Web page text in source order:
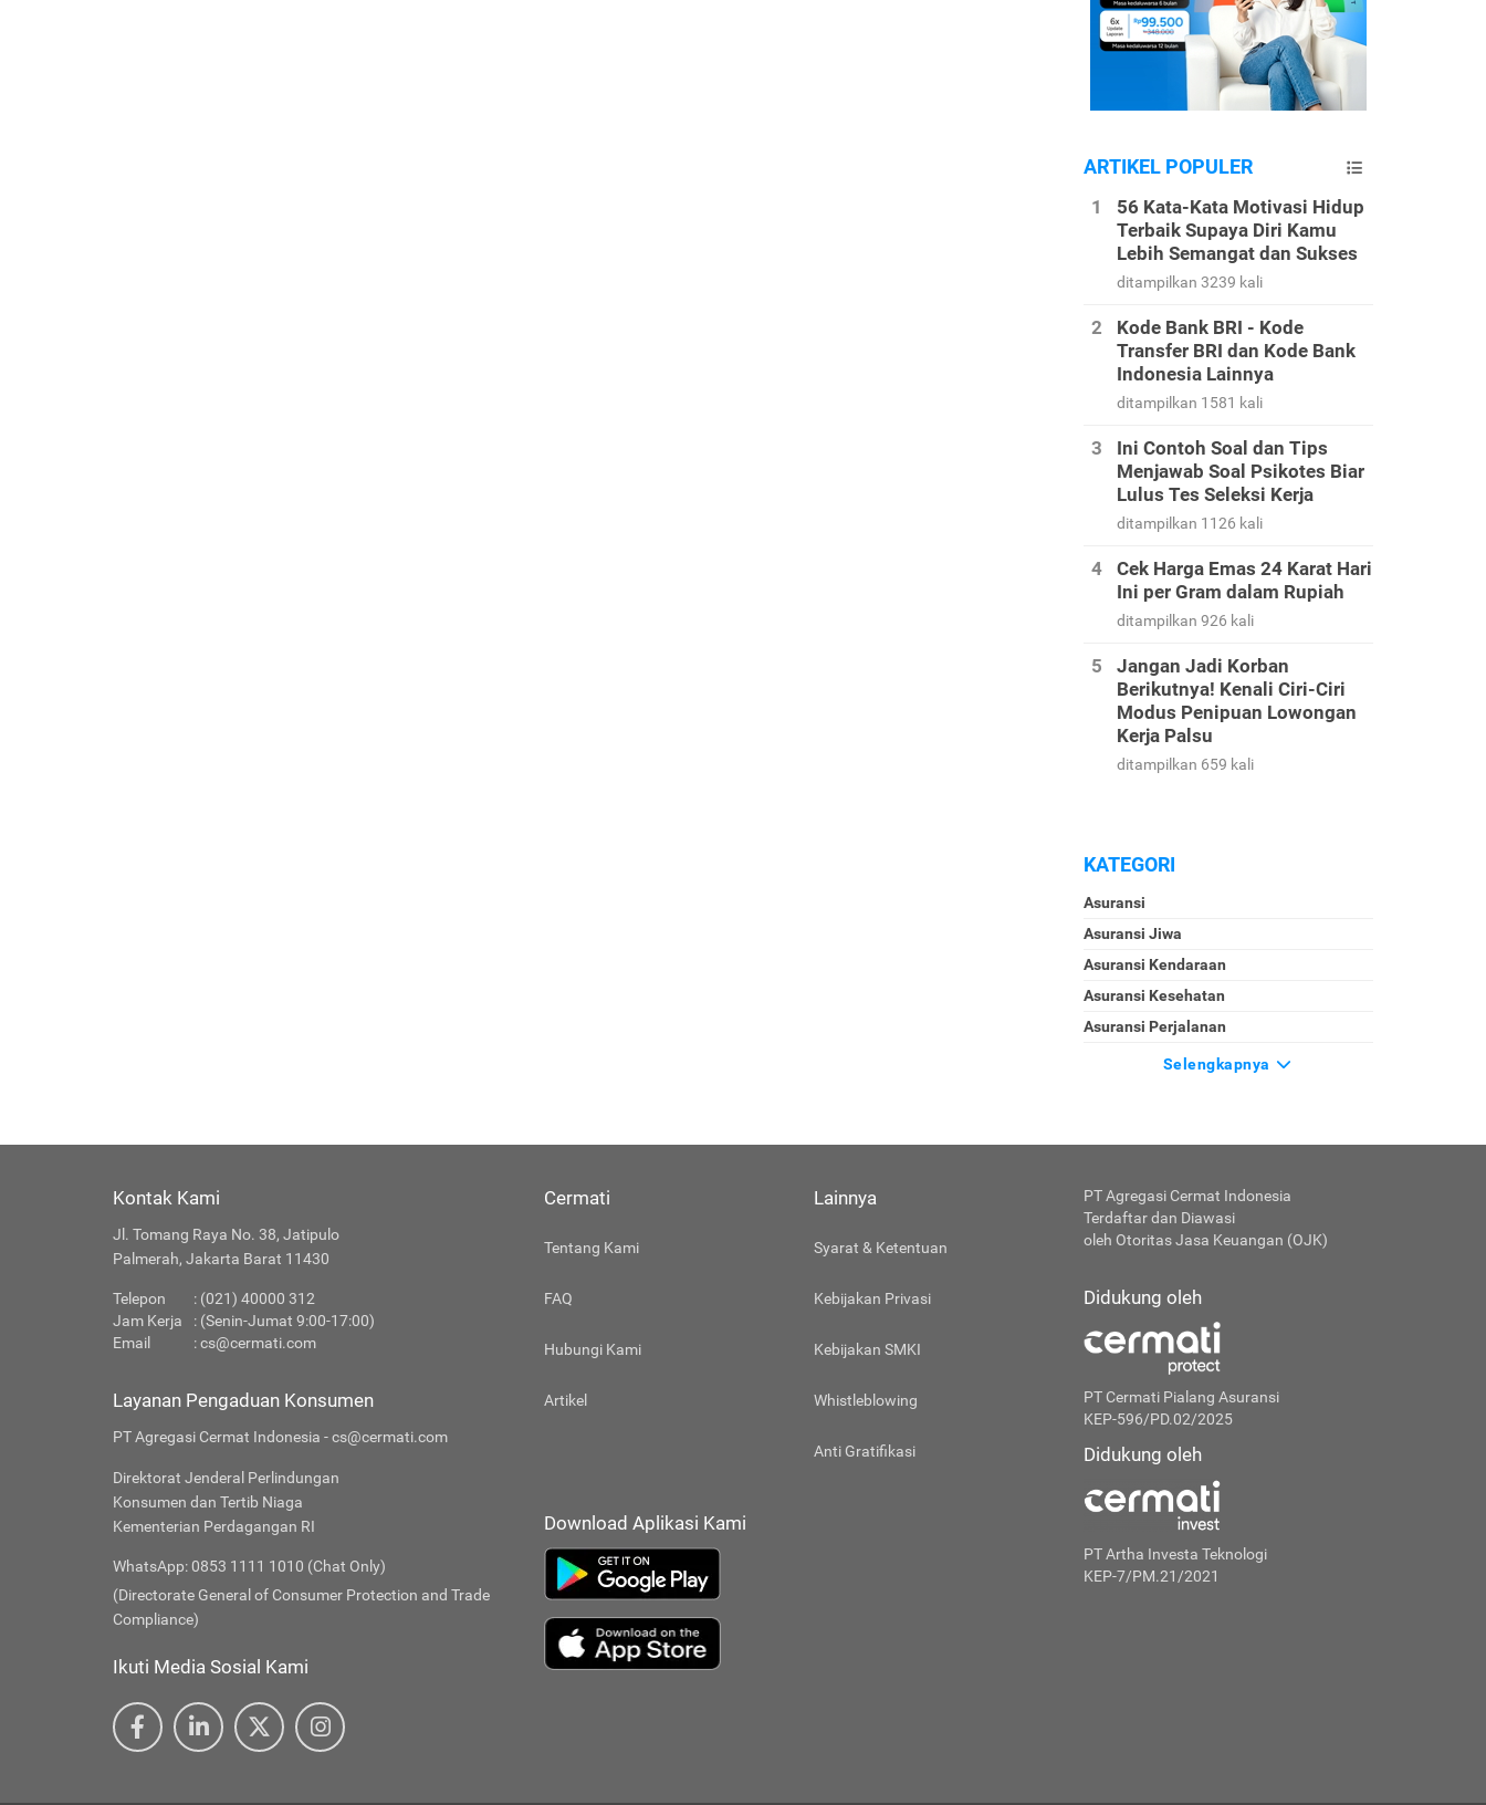
ARTIKEL POPULER
56 Kata-Kata Motivasi Hidup
Terbaik Supaya Diri Kamu
Lebih Semangat dan Sukses
ditampilkan 3239 kali
Kode Bank BRI - Kode
Transfer BRI dan Kode Bank
Indonesia Lainnya
ditampilkan 1581 kali
Ini Contoh Soal dan Tips
Menjawab Soal Psikotes Biar
Lulus Tes Seleksi Kerja
ditampilkan 1126 kali
Cek Harga Emas 24 Karat Hari
Ini per Gram dalam Rupiah
ditampilkan 926 kali
Jangan Jadi Korban
Berikutnya! Kenali Ciri-Ciri
Modus Penipuan Lowongan
Kerja Palsu
ditampilkan 659 kali
KATEGORI
Asuransi
Asuransi Jiwa
Asuransi Kendaraan
Asuransi Kesehatan
Asuransi Perjalanan
Selengkapnya
Kontak Kami
Jl. Tomang Raya No. 38, Jatipulo
Palmerah, Jakarta Barat 11430
Telepon
: (021) 40000 312
Jam Kerja
: (Senin-Jumat 9:00-17:00)
Email
:cs@cermati.com
Layanan Pengaduan Konsumen
PT Agregasi Cermat Indonesia - cs@cermati.com
Direktorat Jenderal Perlindungan
Konsumen dan Tertib Niaga
Kementerian Perdagangan RI
WhatsApp: 0853 1111 1010 (Chat Only)
(Directorate General of Consumer Protection and Trade
Compliance)
Ikuti Media Sosial Kami
Cermati
Tentang Kami
FAQ
Hubungi Kami
Artikel
Lainnya
Syarat & Ketentuan
Kebijakan Privasi
Kebijakan SMKI
Whistleblowing
Anti Gratifikasi
Download Aplikasi Kami
PT Agregasi Cermat Indonesia
Terdaftar dan Diawasi
oleh Otoritas Jasa Keuangan (OJK)
Didukung oleh
PT Cermati Pialang Asuransi
KEP-596/PD.02/2025
Didukung oleh
PT Artha Investa Teknologi
KEP-7/PM.21/2021